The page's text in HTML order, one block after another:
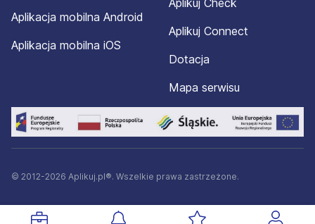
Aplikacja mobilna Android
Aplikacja mobilna iOS
Aplikuj Check
Aplikuj Connect
Dotacja
Mapa serwisu
© 2012-2026 Aplikuj.pl®. Wszelkie prawa zastrzeżone.